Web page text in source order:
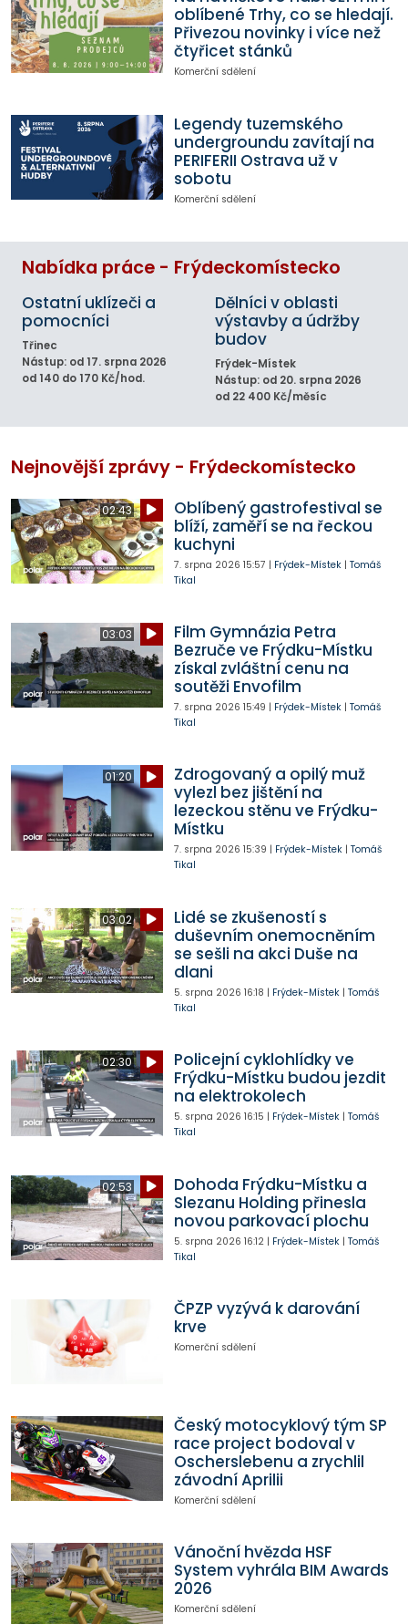
oblíbené Trhy, co se hledají.
Přivezou novinky i více než
čtyřicet stánků
Komerční sdělení
Legendy tuzemského
undergroundu zavítají na
PERIFERII Ostrava už v
sobotu
Komerční sdělení
Nabídka práce - Frýdeckomístecko
Ostatní uklízeči a
pomocníci
Třinec
Nástup: od 17. srpna 2026
od 140 do 170 Kč/hod.
Dělníci v oblasti
výstavby a údržby
budov
Frýdek-Místek
Nástup: od 20. srpna 2026
od 22 400 Kč/měsíc
Nejnovější zprávy - Frýdeckomístecko
02:43
Oblíbený gastrofestival se
blíží, zaměří se na řeckou
kuchyni
7. srpna 2026 15:57 | Frýdek-Místek| Tomáš
Tikal
03:03
Film Gymnázia Petra
Bezruče ve Frýdku-Místku
získal zvláštní cenu na
soutěži Envofilm
7. srpna 2026 15:49 | Frýdek-Místek| Tomáš
Tikal
01:20
Zdrogovaný a opilý muž
vylezl bez jištění na
lezeckou stěnu ve Frýdku-
Místku
7. srpna 2026 15:39 | Frýdek-Místek| Tomáš
Tikal
03:02
Lidé se zkušeností s
duševním onemocněním
se sešli na akci Duše na
dlani
5. srpna 2026 16:18 | Frýdek-Místek| Tomáš
Tikal
02:30
Policejní cyklohlídky ve
Frýdku-Místku budou jezdit
na elektrokolech
5. srpna 2026 16:15 | Frýdek-Místek| Tomáš
Tikal
02:53
Dohoda Frýdku-Místku a
Slezanu Holding přinesla
novou parkovací plochu
5. srpna 2026 16:12| Frýdek-Místek| Tomáš
Tikal
ČPZP vyzývá k darování
krve
Komerční sdělení
Český motocyklový tým SP
race project bodoval v
Oscherslebenu a zrychlil
závodní Aprilii
Komerční sdělení
Vánoční hvězda HSF
System vyhrála BIM Awards
2026
Komerční sdělení